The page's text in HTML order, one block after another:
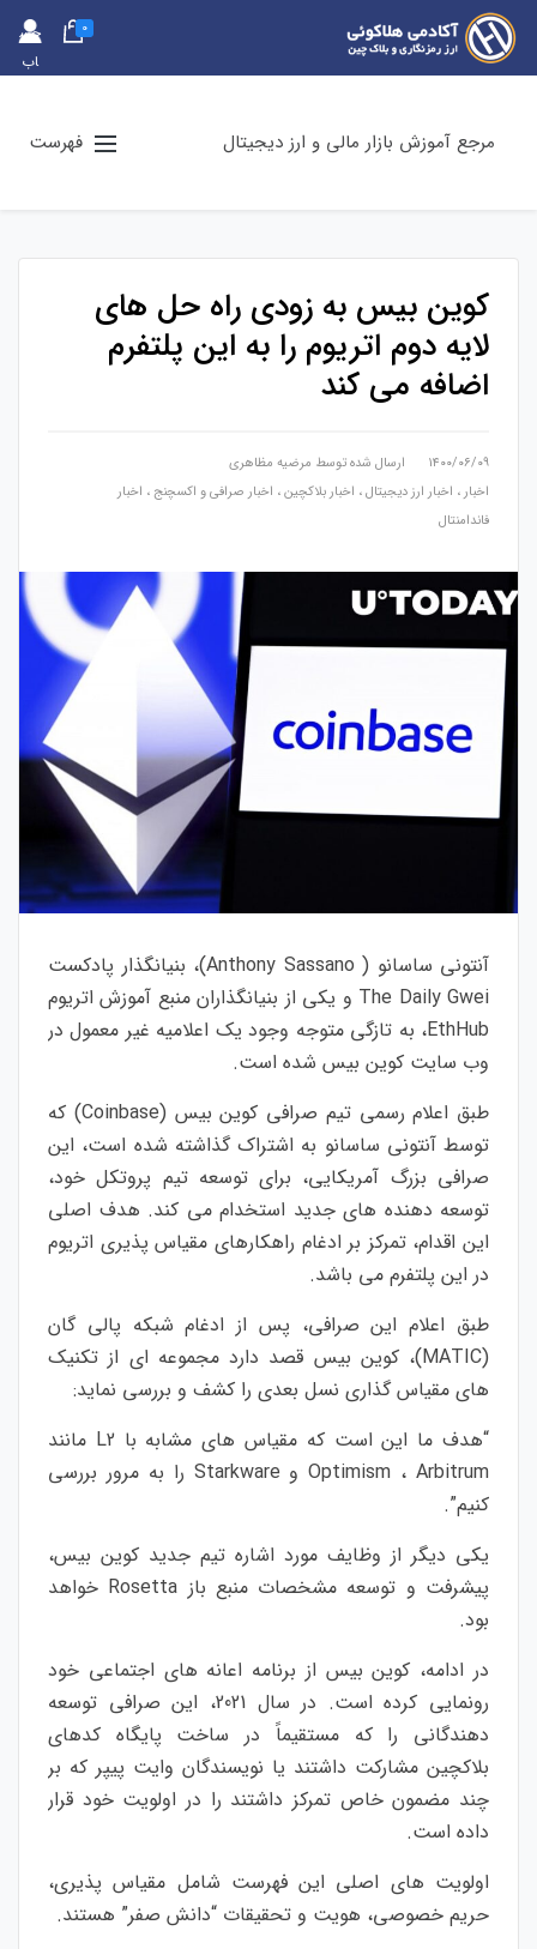
حس
اب
0
مرجع آموزش بازار مالی و ارز دیجیتال فهرست
کوین بیس به زودی راه حل های
لایه دوم اتریوم را به این پلتفرم
اضافه می کند
۱۴۰۰/۰۶/۰۹ ارسال شده توسط مرضیه مظاهری
اخبار ، اخبار ارز دیجیتال، اخبار بلاکچین، اخبار صرافی و اکسچنج ، اخبار
فاندامنتال
آنتونی ساسانو ( Anthony Sassano)، بنیانگذار پادکست
The Daily Gwei و یکی از بنیانگذاران منبع آموزش اتریوم
EthHub، به تازگی متوجه وجود یک اعلامیه غیر معمول در
وب سایت کوین بیس شده است.
طبق اعلام رسمی تیم صرافی کوین بیس (Coinbase) که
توسط آنتونی ساسانو به اشتراک گذاشته شده است، این
صرافی بزرگ آمریکایی، برای توسعه تیم پروتکل خود،
توسعه دهنده های جدید استخدام می کند. هدف اصلی
این اقدام، تمرکز بر ادغام راهکارهای مقیاس پذیری اتریوم
در این پلتفرم می باشد.
طبق اعلام این صرافی، پس از ادغام شبکه پالی گان
(MATIC)، کوین بیس قصد دارد مجموعه ای از تکنیک
های مقیاس گذاری نسل بعدی را کشف و بررسی نماید:
“هدف ما این است که مقیاس های مشابه با L2 مانند
Optimism ، Arbitrum و Starkware را به مرور بررسی
کنیم”.
یکی دیگر از وظایف مورد اشاره تیم جدید کوین بیس،
پیشرفت و توسعه مشخصات منبع باز Rosetta خواهد
بود.
در ادامه، کوین بیس از برنامه اعانه های اجتماعی خود
رونمایی کرده است. در سال 2021، این صرافی توسعه
دهندگانی را که مستقیماً در ساخت پایگاه کدهای
بلاکچین مشارکت داشتند یا نویسندگان وایت پیپر که بر
چند مضمون خاص تمرکز داشتند را در اولویت خود قرار
داده است.
اولویت های اصلی این فهرست شامل مقیاس پذیری،
حریم خصوصی، هویت و تحقیقات “دانش صفر” هستند.